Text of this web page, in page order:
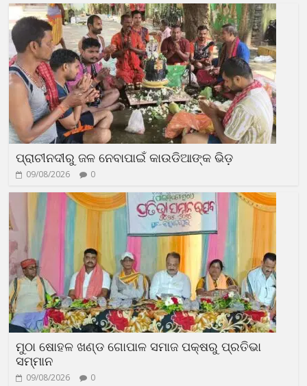
ପ୍ରାଚୀନଦୀରୁ ଜଳ ନେବାପାଇଁ କାଉଡିଆଙ୍କ ଭିଡ଼
09/08/2026 0
ମୁଠା ଷୋହଳ ଖଣ୍ଡ ଗୋପାଳ ସମାଜ ପକ୍ଷରୁ ପ୍ରତିଭା
ସମ୍ମାନ
09/08/2026 0